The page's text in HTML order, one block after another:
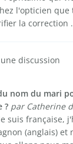
l'opticien que
la correction
discussion
nom du mari
? par Catherine
suis française,
(anglais) et